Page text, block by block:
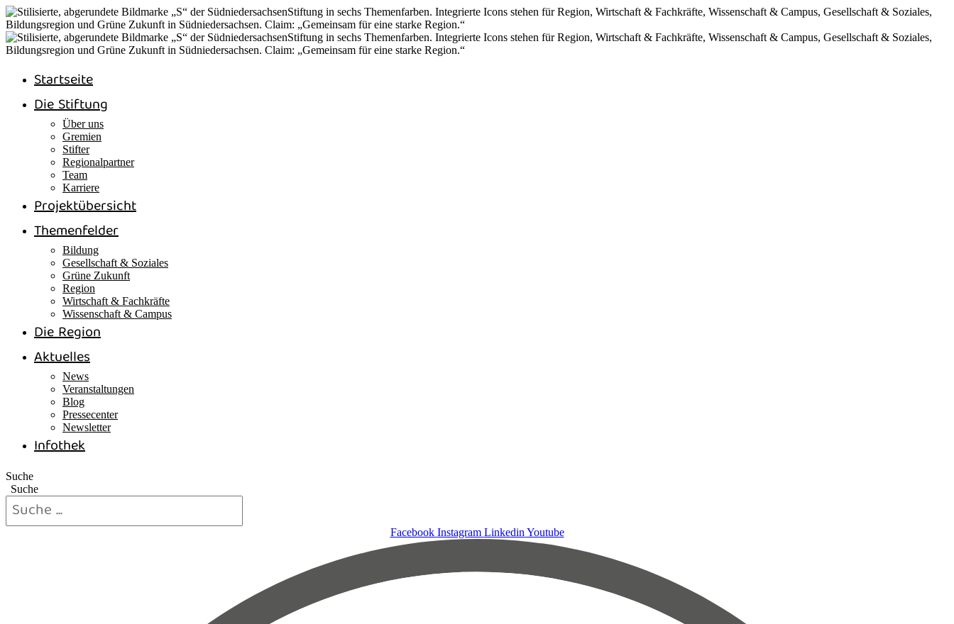
Startseite
Die Stiftung
Über uns
Gremien
Stifter
Regionalpartner
Team
Karriere
Projektübersicht
Themenfelder
Bildung
Gesellschaft & Soziales
Grüne Zukunft
Region
Wirtschaft & Fachkräfte
Wissenschaft & Campus
Die Region
Aktuelles
News
Veranstaltungen
Blog
Pressecenter
Newsletter
Infothek
Suche
Suche
Facebook Instagram Linkedin Youtube